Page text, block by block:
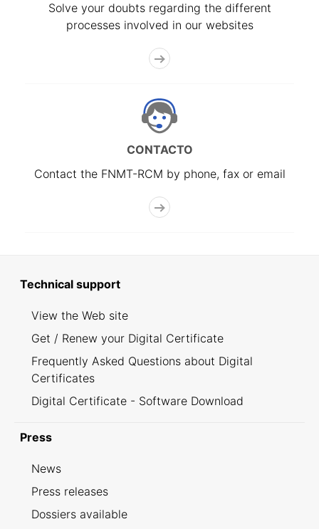
Solve your doubts regarding the different
processes involved in our websites
CONTACTO
Contact the FNMT-RCM by phone, fax or email
Technical support
View the Web site
Get / Renew your Digital Certificate
Frequently Asked Questions about Digital
Certificates
Digital Certificate - Software Download
Press
News
Press releases
Dossiers available